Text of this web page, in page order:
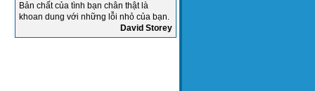
Bản chất của tình bạn chân thật là
khoan dung với những lỗi nhỏ của bạn.
David Storey